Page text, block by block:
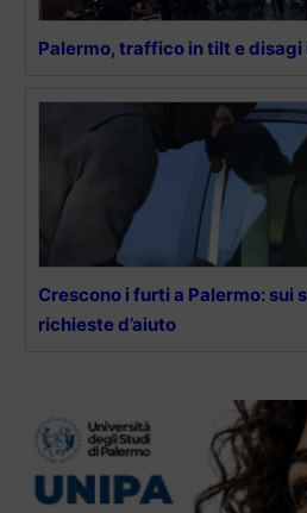
Palermo, traffico in tilt e disagi
Crescono i furti a Palermo: sui
richieste d’aiuto